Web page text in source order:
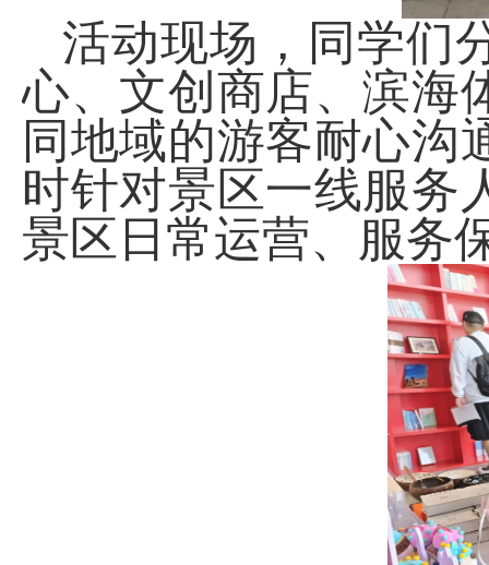
活动现场，同学们
心、文创商店、滨海
同地域的游客耐心沟
时针对景区一线服务
景区日常运营、服务